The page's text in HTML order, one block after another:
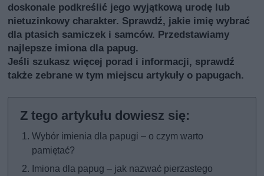
doskonale podkreślić jego wyjątkową urodę lub
nietuzinkowy charakter. Sprawdź, jakie imię wybrać
dla ptasich samiczek i samców. Przedstawiamy
najlepsze imiona dla papug.
Jeśli szukasz więcej porad i informacji, sprawdź
także zebrane w tym miejscu artykuły o papugach.
Wybór imienia dla papugi – o czym warto
pamiętać?
Imiona dla papug – jak nazwać pierzastego